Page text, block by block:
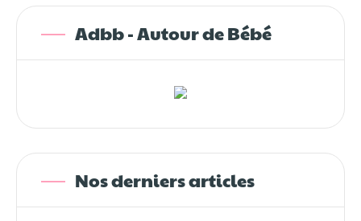
Adbb - Autour de Bébé
Nos derniers articles